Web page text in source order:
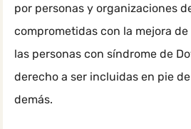
por personas y organizaciones
comprometidas con la mejora
las personas con síndrome de
derecho a ser incluidas en pie
demás.